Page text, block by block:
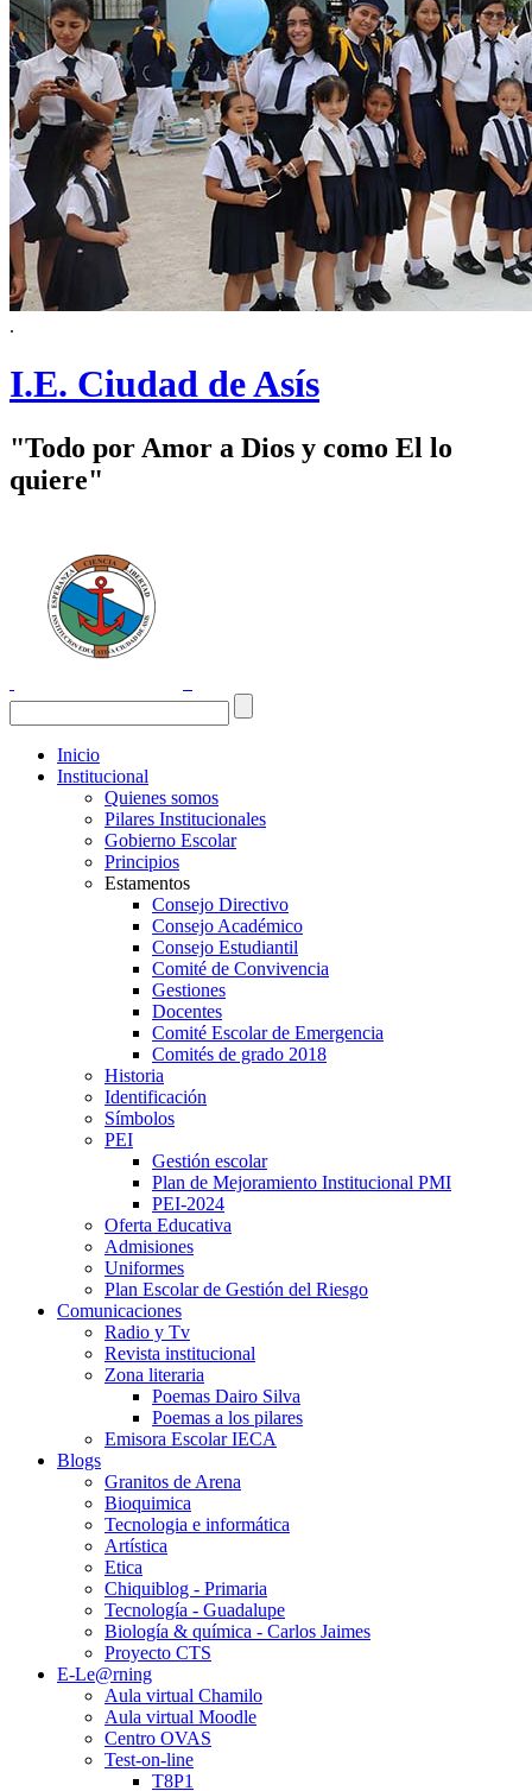
.
I.E. Ciudad de Asís
"Todo por Amor a Dios y como El lo
quiere"
Inicio
Institucional
Quienes somos
Pilares Institucionales
Gobierno Escolar
Principios
Estamentos
Consejo Directivo
Consejo Académico
Consejo Estudiantil
Comité de Convivencia
Gestiones
Docentes
Comité Escolar de Emergencia
Comités de grado 2018
Historia
Identificación
Símbolos
PEI
Gestión escolar
Plan de Mejoramiento Institucional PMI
PEI-2024
Oferta Educativa
Admisiones
Uniformes
Plan Escolar de Gestión del Riesgo
Comunicaciones
Radio y Tv
Revista institucional
Zona literaria
Poemas Dairo Silva
Poemas a los pilares
Emisora Escolar IECA
Blogs
Granitos de Arena
Bioquimica
Tecnologia e informática
Artística
Etica
Chiquiblog - Primaria
Tecnología - Guadalupe
Biología & química - Carlos Jaimes
Proyecto CTS
E-Le@rning
Aula virtual Chamilo
Aula virtual Moodle
Centro OVAS
Test-on-line
T8P1